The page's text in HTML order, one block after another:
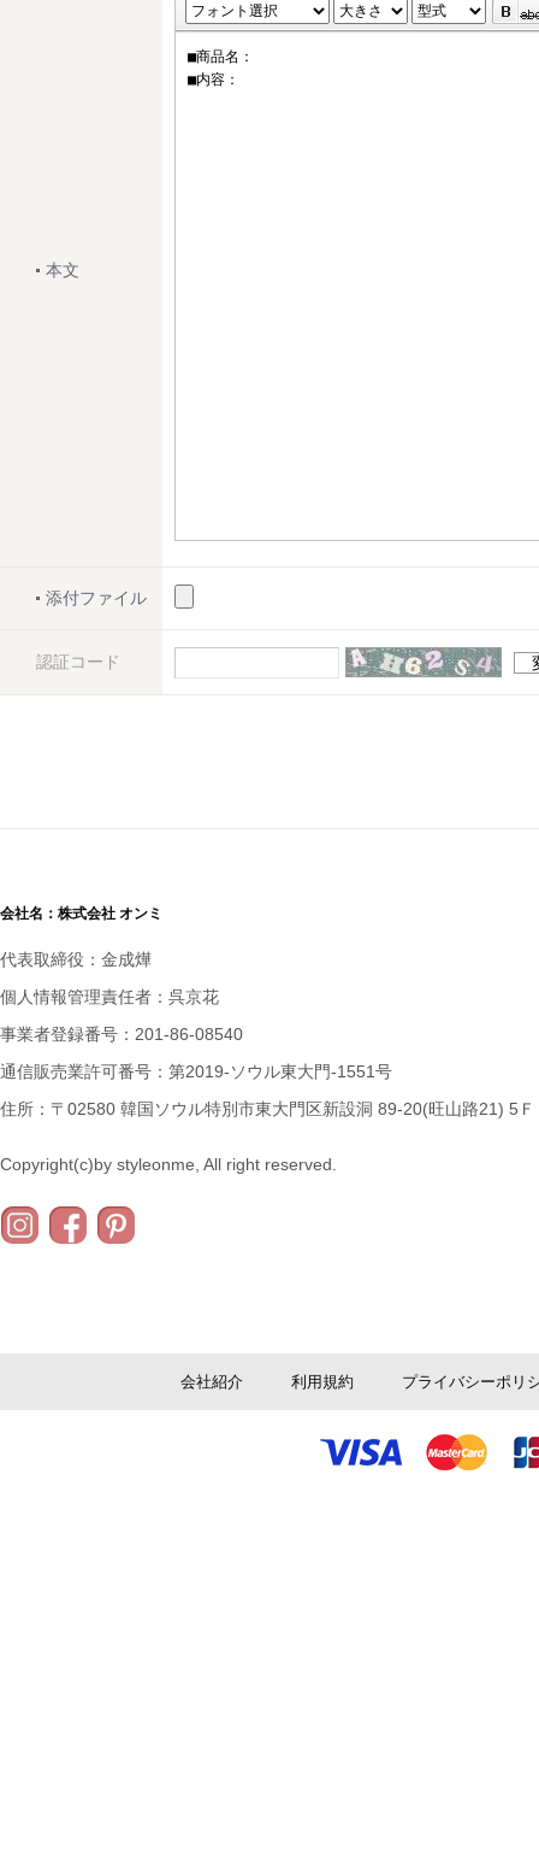
本文
添付ファイル
認証コード
会社名：株式会社 オンミ
代表取締役：金成燁
個人情報管理責任者：呉京花
事業者登録番号：201-86-08540
通信販売業許可番号：第2019-ソウル東大門-1551号
住所：〒02580 韓国ソウル特別市東大門区新設洞 89-20(旺山路21) 5Ｆ
Copyright(c)by styleonme, All right reserved.
会社紹介 利用規約 プライバシーポリ